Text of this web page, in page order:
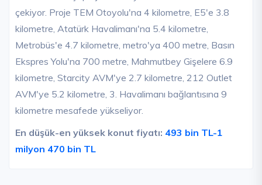
çekiyor. Proje TEM Otoyolu'na 4 kilometre, E5'e 3.8
kilometre, Atatürk Havalimanı'na 5.4 kilometre,
Metrobüs'e 4.7 kilometre, metro'ya 400 metre, Basın
Ekspres Yolu'na 700 metre, Mahmutbey Gişelere 6.9
kilometre, Starcity AVM'ye 2.7 kilometre, 212 Outlet
AVM'ye 5.2 kilometre, 3. Havalimanı bağlantısına 9
kilometre mesafede yükseliyor.
En düşük-en yüksek konut fiyatı: 493 bin TL-1
milyon 470 bin TL